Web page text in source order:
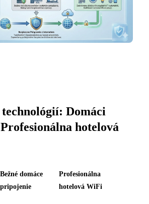
Domáci
hotelová
Bežné domáce
pripojenie
Profesionálna
hotelová WiFi